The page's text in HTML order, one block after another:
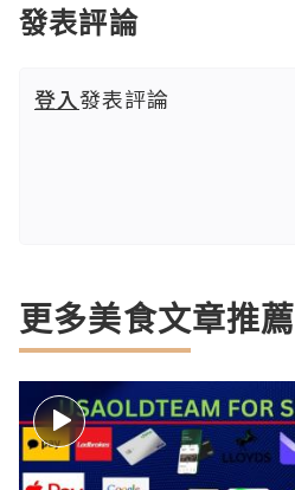
發表評論
登入發表評論
更多美食文章推薦